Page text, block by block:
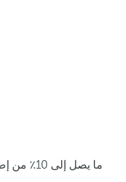
ما يصل إلى 10٪ من إضافية لكل غرفة تراكم